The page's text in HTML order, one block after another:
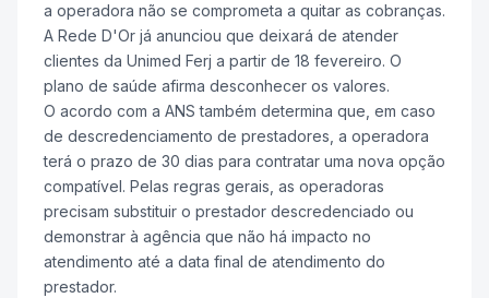
a operadora não se comprometa a quitar as cobranças.
A Rede D'Or já anunciou que deixará de atender
clientes da Unimed Ferj a partir de 18 fevereiro. O
plano de saúde afirma desconhecer os valores.
O acordo com a ANS também determina que, em caso
de descredenciamento de prestadores, a operadora
terá o prazo de 30 dias para contratar uma nova opção
compatível. Pelas regras gerais, as operadoras
precisam substituir o prestador descredenciado ou
demonstrar à agência que não há impacto no
atendimento até a data final de atendimento do
prestador.